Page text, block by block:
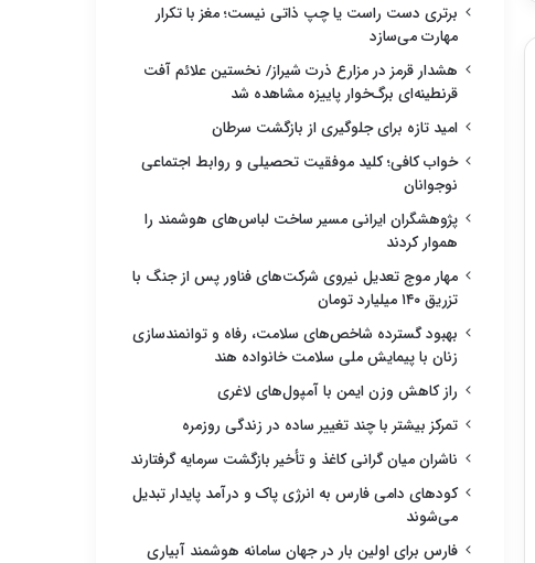
برتری دست راست یا چپ ذاتی نیست؛ مغز با تکرار
مهارت می‌سازد
هشدار قرمز در مزارع ذرت شیراز/ نخستین علائم آفت
قرنطینه‌ای برگ‌خوار پاییزه مشاهده شد
امید تازه برای جلوگیری از بازگشت سرطان
خواب کافی؛ کلید موفقیت تحصیلی و روابط اجتماعی
نوجوانان
پژوهشگران ایرانی مسیر ساخت لباس‌های هوشمند را
هموار کردند
مهار موج تعدیل نیروی شرکت‌های فناور پس از جنگ با
تزریق ۱۴۰ میلیارد تومان
بهبود گسترده شاخص‌های سلامت، رفاه و توانمندسازی
زنان با پیمایش ملی سلامت خانواده هند
راز کاهش وزن ایمن با آمپول‌های لاغری
تمرکز بیشتر با چند تغییر ساده در زندگی روزمره
ناشران میان گرانی کاغذ و تأخیر بازگشت سرمایه گرفتارند
کودهای دامی فارس به انرژی پاک و درآمد پایدار تبدیل
می‌شوند
فارس برای اولین بار در جهان سامانه هوشمند آبیاری